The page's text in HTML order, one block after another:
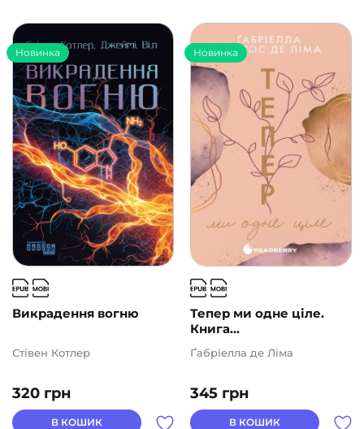
Викрадення вогню
Новинка
320 грн
Стівен Котлер
В КОШИК
Тепер ми одне ціле.
Книга...
Новинка
345 грн
Ґабріелла де Ліма
В КОШИК